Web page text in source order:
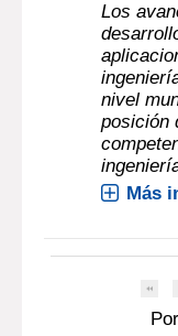
Los
nivel
posición
Más